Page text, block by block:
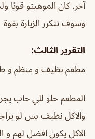
آخر. كان الموهيتو قويًا
وسوف تتكرر الزيارة بقوة
التقرير الثالث:
مطعم نظيف و منظم و
المطعم حلو للي حاب
والاكل نظيف بس لو
الاكل يكون افضل لهم و